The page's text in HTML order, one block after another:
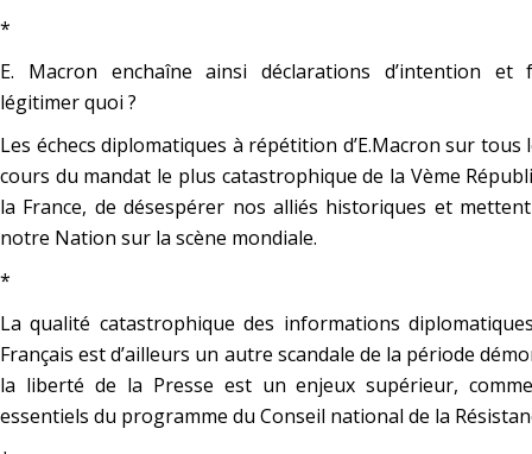
*
E. Macron enchaîne ainsi déclarations d’intention et
légitimer quoi ?
Les échecs diplomatiques à répétition d’E.Macron sur
cours du mandat le plus catastrophique de la Vème
la France, de désespérer nos alliés historiques et
notre Nation sur la scène mondiale.
*
La qualité catastrophique des informations
Français est d’ailleurs un autre scandale de la période
la liberté de la Presse est un enjeux supérieur,
essentiels du programme du Conseil national de la